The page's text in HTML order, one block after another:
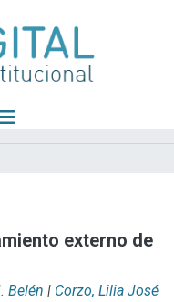
externo de
Belén | Corzo, Lilia José